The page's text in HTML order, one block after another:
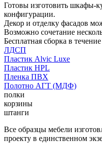
Готовы изготовить шкафы-
конфигурации.
Декор и отделку фасадов
Возможно сочетание
Бесплатная сборка в
ЛДСП
Пластик Alvic Luxe
Пластик HPL
Пленка ПВХ
Полотно АГТ (МДФ)
полки
корзины
штанги
Все образцы мебели
проекту в единственном